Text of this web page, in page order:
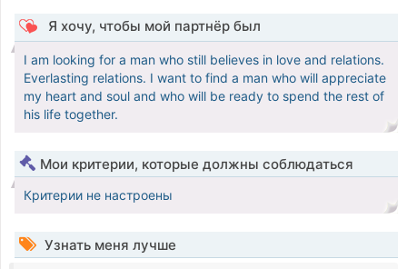
Я хочу, чтобы мой партнёр был
I am looking for a man who still believes in love and relations.
Everlasting relations. I want to find a man who will appreciate
my heart and soul and who will be ready to spend the rest of
his life together.
Мои критерии, которые должны соблюдаться
Критерии не настроены
Узнать меня лучше